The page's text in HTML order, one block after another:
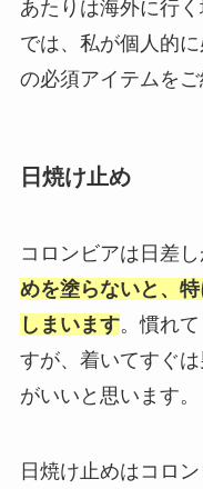
あたりは海外に行
では、私が個人的
の必須アイテムをご
日焼け止め
コロンビアは日差し
めを塗らないと、
しまいます。慣れ
すが、着いてすぐ
がいいと思います。
日焼け止めはコロ